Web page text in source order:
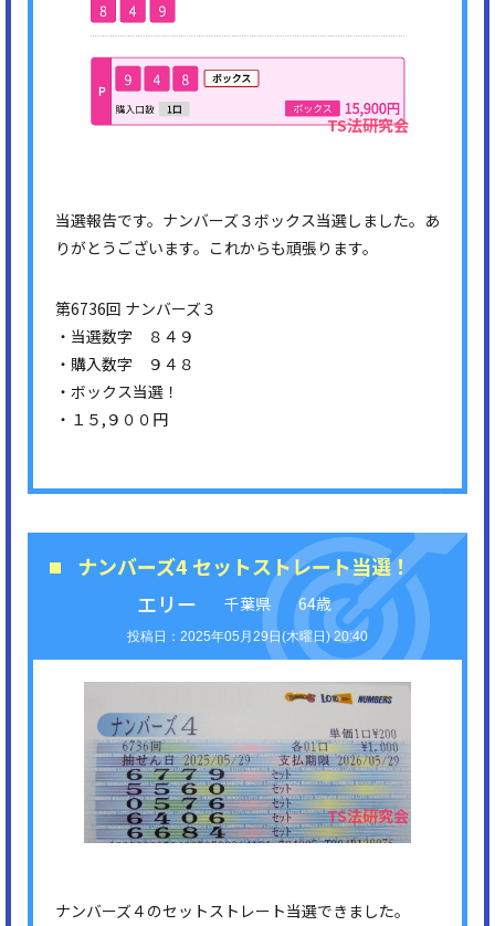
当選報告です。ナンバーズ３ボックス当選しました。あ
りがとうございます。これからも頑張ります。
第6736回 ナンバーズ３
・当選数字 ８４９
・購入数字 ９４８
・ボックス当選！
・１５,９００円
ナンバーズ4 セットストレート当選！
エリー
千葉県 64歳
2025年05月29日(木曜日) 20:40
ナンバーズ４のセットストレート当選できました。